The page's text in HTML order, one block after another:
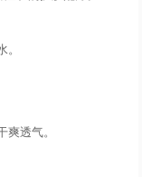
。
爽透气。